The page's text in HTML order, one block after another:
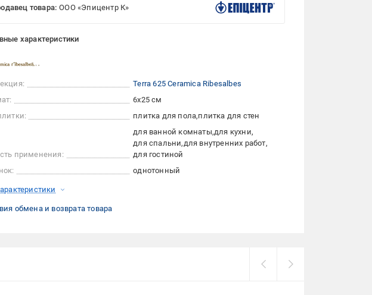
товара: ООО «Эпицентр К»
характеристики
Terra 625 Ceramica Ribesalbes
6x25 см
плитка для пола плитка для стен
применения:
для ванной комнаты для кухни
для спальни для внутренних работ
для гостиной
однотонный
обмена и возврата товара